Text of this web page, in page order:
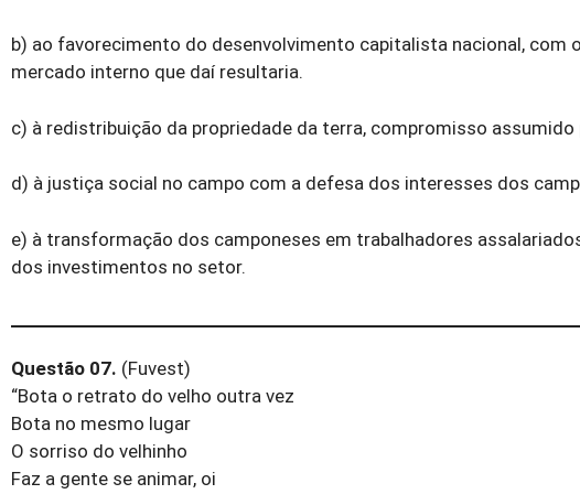
b) ao favorecimento do desenvolvimento capitalista nacional, com
mercado interno que daí resultaria.
c) à redistribuição da propriedade da terra, compromisso
d) à justiça social no campo com a defesa dos interesses dos
e) à transformação dos camponeses em trabalhadores
dos investimentos no setor.
Questão 07. (Fuvest)
“Bota o retrato do velho outra vez
Bota no mesmo lugar
O sorriso do velhinho
Faz a gente se animar, oi